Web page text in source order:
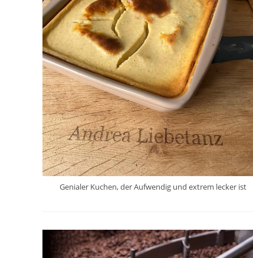
Genialer Kuchen, der Aufwendig und extrem lecker ist